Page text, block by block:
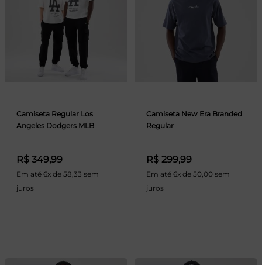
Camiseta Regular Los
Angeles Dodgers MLB
R$ 349,99
Em até 6x de 58,33 sem
juros
Camiseta New Era Branded
Regular
R$ 299,99
Em até 6x de 50,00 sem
juros